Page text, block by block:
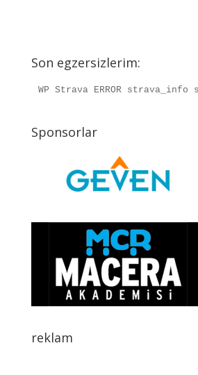
Son egzersizlerim:
WP Strava ERROR
Sponsorlar
reklam